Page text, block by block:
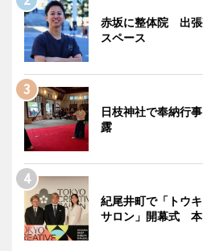
赤坂に整体院 出張
スペース
日枝神社で奉納行
露
紀尾井町で「トウ
サロン」開幕式 本